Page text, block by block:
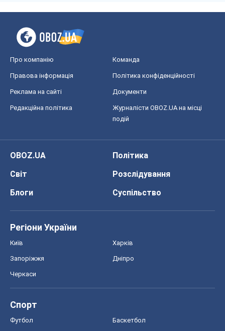
Про компанію Команда
Правова інформація Політика конфіденційності
Реклама на сайті Документи
Редакційна політика
Журналісти OBOZ.UA на місці
подій
OBOZ.UA
Політика
Світ
Розслідування
Блоги
Суспільство
Регіони України
Київ Харків
Запоріжжя Дніпро
Черкаси
Спорт
Футбол Баскетбол